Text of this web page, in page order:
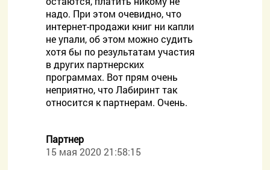
надо. При этом очевидно, что
интернет-продажи книг ни капли
не упали, об этом можно судить
хотя бы по результатам участия
в других партнерских
программах. Вот прям очень
неприятно, что Лабиринт так
относится к партнерам. Очень.
Партнер
15 мая 2020 21:58:15